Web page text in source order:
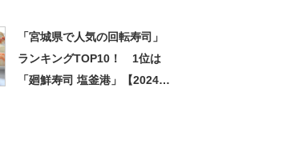
「宮城県で人気の回転寿司」
ランキングTOP10！ 1位は
「廻鮮寿司 塩釜港」【2024年